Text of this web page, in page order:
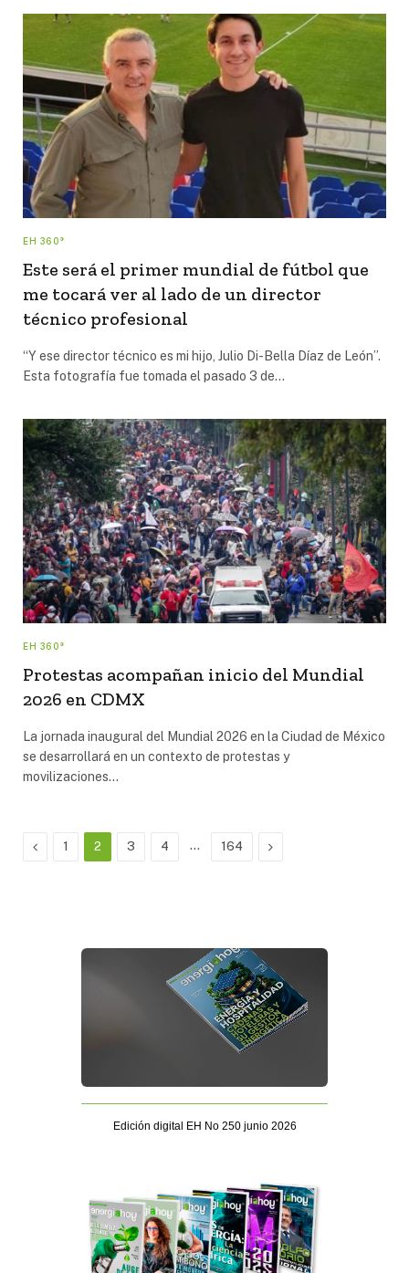
EH 360°
Este será el primer mundial de fútbol que
me tocará ver al lado de un director
técnico profesional
“Y ese director técnico es mi hijo, Julio Di-Bella Díaz de León”.
Esta fotografía fue tomada el pasado 3 de…
EH 360°
Protestas acompañan inicio del Mundial
2026 en CDMX
La jornada inaugural del Mundial 2026 en la Ciudad de México
se desarrollará en un contexto de protestas y
movilizaciones…
Previous
1 2 3 4 … 164 Next
Edición digital EH No 250 junio 2026